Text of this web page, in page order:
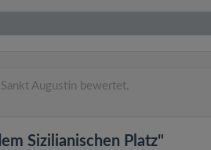
Augustin bewertet.
Sizilianischen Platz"